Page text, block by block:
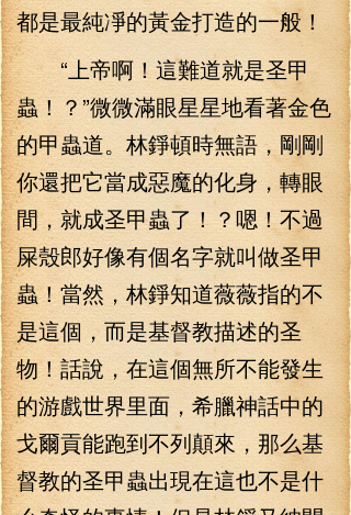
都是最純凈的黃金打造的一般！
“上帝啊！這難道就是圣甲
蟲！？”微微滿眼星星地看著金色
的甲蟲道。林錚頓時無語，剛剛
你還把它當成惡魔的化身，轉眼
間，就成圣甲蟲了！？嗯！不過
屎殼郎好像有個名字就叫做圣甲
蟲！當然，林錚知道薇薇指的不
是這個，而是基督教描述的圣
物！話說，在這個無所不能發生
的游戲世界里面，希臘神話中的
戈爾貢能跑到不列顛來，那么基
督教的圣甲蟲出現在這也不是什